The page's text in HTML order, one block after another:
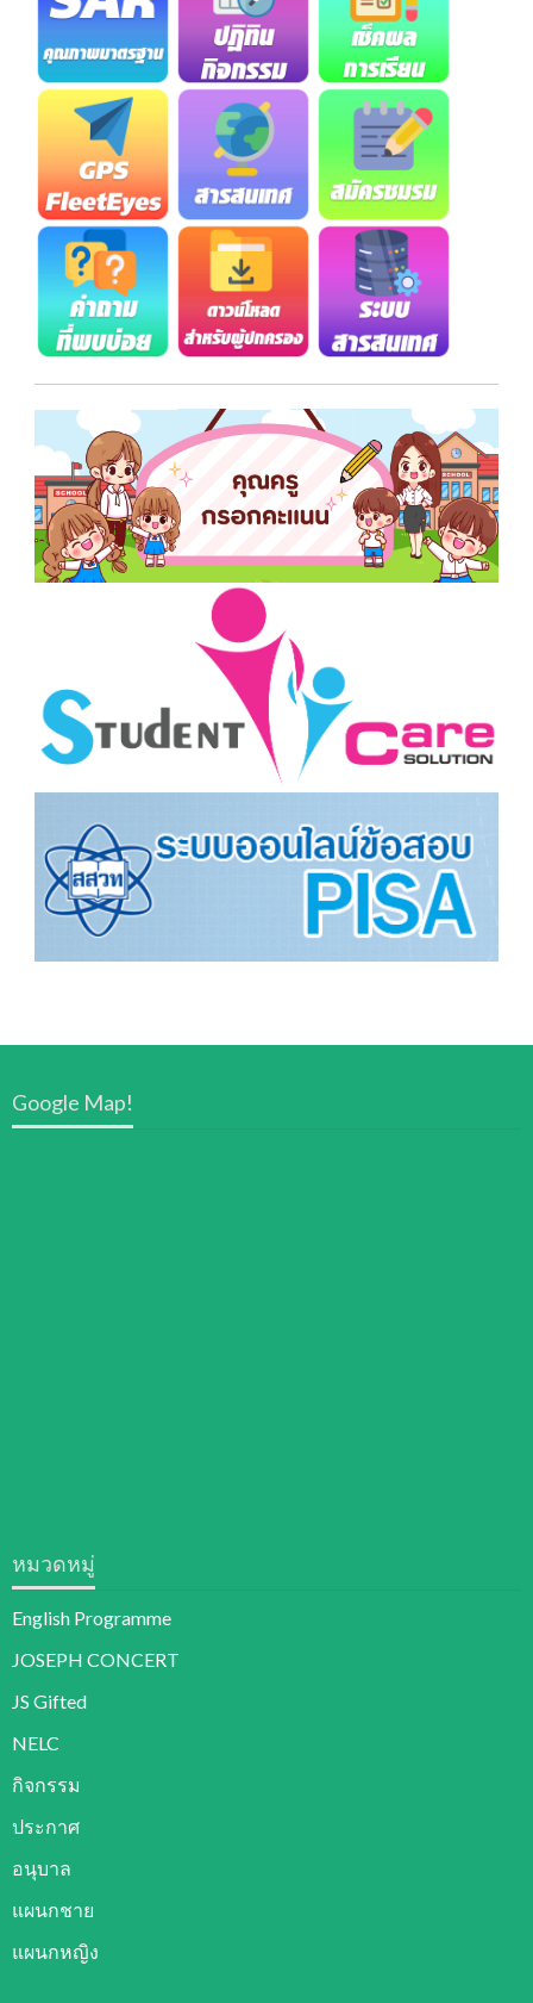
Google Map!
หมวดหมู่
English Programme
JOSEPH CONCERT
JS Gifted
NELC
กิจกรรม
ประกาศ
อนุบาล
แผนกชาย
แผนกหญิง